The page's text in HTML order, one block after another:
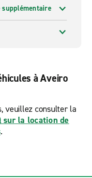
à Aveiro
veuillez consulter la
sur la location de
.